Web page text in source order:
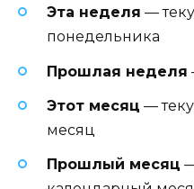
Эта неделя —
понедельника
Прошлая неделя
Этот месяц —
месяц
Прошлый месяц